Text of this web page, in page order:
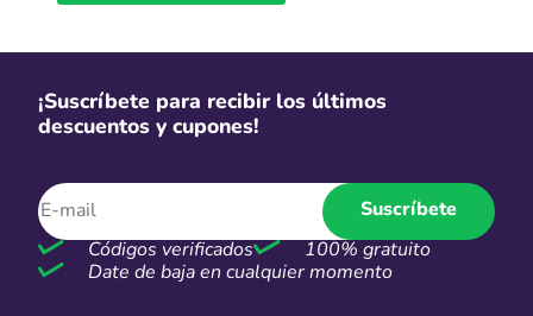
Ofertas de temporada
¡Suscríbete para recibir los últimos
descuentos y cupones!
Suscríbete
Códigos verificados
100% gratuito
Date de baja en cualquier momento